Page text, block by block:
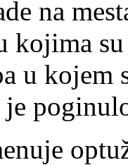
na
kojima
u kojem
je